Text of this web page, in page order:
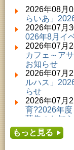
おかえりな
品
2026年08月
清澄コレク
2026年08月
佐竹氏の名
2026年08月
乳幼児・青
2026年08月
工房雑がみ
2026年08月
子どもの読
う－みんな
2026年08月
成人教育「研
2026年08月
らいあ」
2026年07月
026年8月イ
2026年07月
カフェ～ア
お知らせ
2026年07月
ルハス」
らせ
2026年07月
育?2026年度
募集のお知ら
2026年07月
夏休み親子
もっと見る